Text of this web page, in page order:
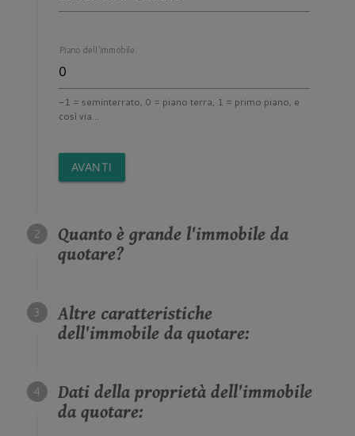
Piano dell'immobile:
-1 = seminterrato, 0 = piano terra, 1 = primo piano, e
così via...
AVANTI
Quanto è grande l'immobile da
quotare?
Altre caratteristiche
dell'immobile da quotare:
Dati della proprietà dell'immobile
da quotare: